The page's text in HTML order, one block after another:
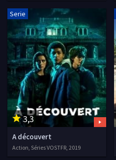
3,3
Serie
A découvert
Action, Séries VOSTFR, 2019